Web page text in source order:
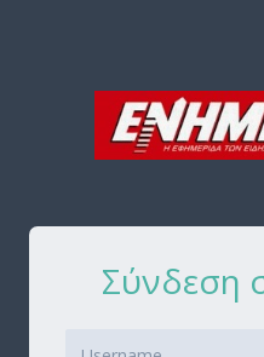
Σύνδεση